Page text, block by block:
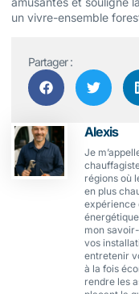
un vivre-ensemble
Partager :
Alexis
Je
régions où
en plus
expérience
mon
vos
entretenir
à la fois
rendre les